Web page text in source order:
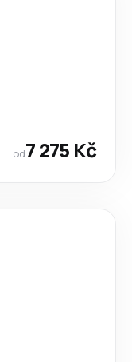
od7 275 Kč